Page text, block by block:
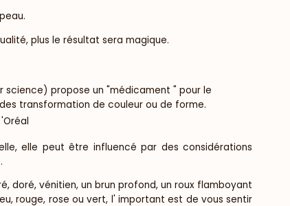
plus le résultat sera magique.
science) propose un "médicament " pour le
transformation de couleur ou de forme.
elle peut être influencé par des considérations
doré, vénitien, un brun profond, un roux flamboyant
rouge, rose ou vert, l' important est de vous sentir